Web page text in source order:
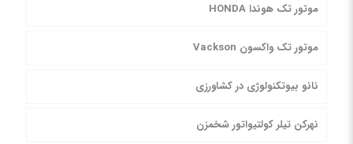
موتور تک هوندا HONDA
موتور تک واکسون Vackson
نانو بیوتکنولوژی در کشاورزی
نهرکن تیلر کولتیواتور شخمزن